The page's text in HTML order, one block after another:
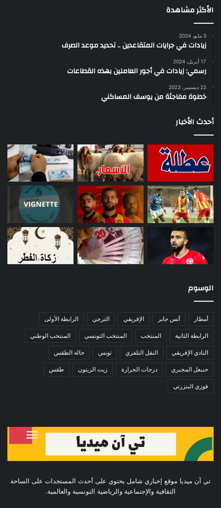
الأكثر مشاهدة
3 مايو، 2024
زيادات في جرايات المتقاعدين .. تحديد موعد الصرف
17 أبريل، 2024
رسمي: زيادات في أجور العاملين بهذه القطاعات
22 ديسمبر، 2023
خطوة مفاجئة من يوسف المساكني
أحدث الأخبار
الوسوم
أمطار أنس جابر الإفريقي الترجي الرابطة الأولى
الرابطة الثانية المنتخب المنتخب التونسي المنتخب الوطني
النادي الإفريقي النقل التلفزي تونس حالة الطقس
حنبعل المجبري درجات الحرارة زيت الزيتون طقس
فوزي البنزرتي
تي آن ميديا موقع إخباري شامل يحتوي على أحدث المستجدات على الساحة
الثقافية والإجتماعية والرياضية التونسية والعالمية.